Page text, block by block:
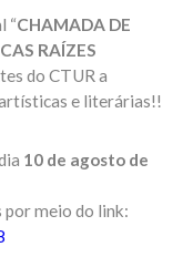
“CHAMADA DE
RAÍZES
do CTUR a
e literárias!!
10 de agosto de
por meio do link: